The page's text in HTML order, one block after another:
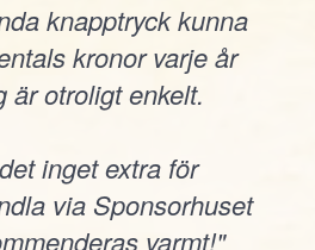
knapptryck kunna
kronor varje år
är otroligt enkelt.
inget extra för
via Sponsorhuset
varmt!"